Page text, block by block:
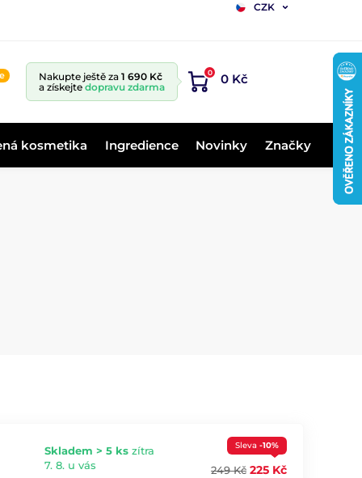
CZK
Nakupte ještě za 1 690 Kč
a získejte dopravu zdarma
0 0 Kč
kosmetika Ingredience Novinky Značky
Skladem > 5 ks zítra
7. 8. u vás
Sleva -10%
249 Kč 225 Kč